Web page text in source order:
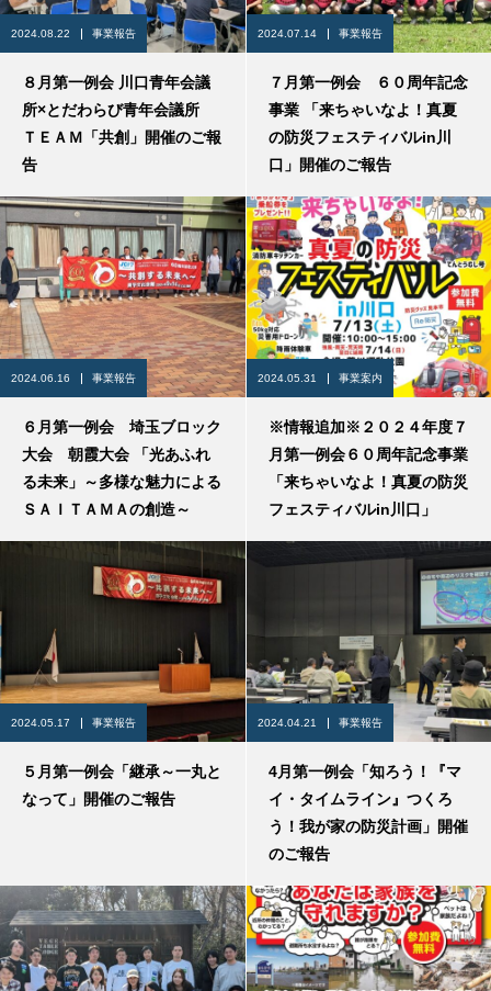
2024.08.22 事業報告
８月第一例会 川口青年会議
所×とだわらび青年会議所
ＴＥＡＭ「共創」開催のご報
告
2024.07.14 事業報告
７月第一例会 ６０周年記念
事業 「来ちゃいなよ！真夏
の防災フェスティバルin川
口」開催のご報告
2024.06.16 事業報告
６月第一例会 埼玉ブロック
大会 朝霞大会 「光あふれ
る未来」～多様な魅力による
ＳＡＩＴＡＭＡの創造～
2024.05.31 事業案内
※情報追加※２０２４年度７
月第一例会６０周年記念事業
「来ちゃいなよ！真夏の防災
フェスティバルin川口」
2024.05.17 事業報告
５月第一例会「継承～一丸と
なって」開催のご報告
2024.04.21 事業報告
4月第一例会「知ろう！『マ
イ・タイムライン』つくろ
う！我が家の防災計画」開催
のご報告